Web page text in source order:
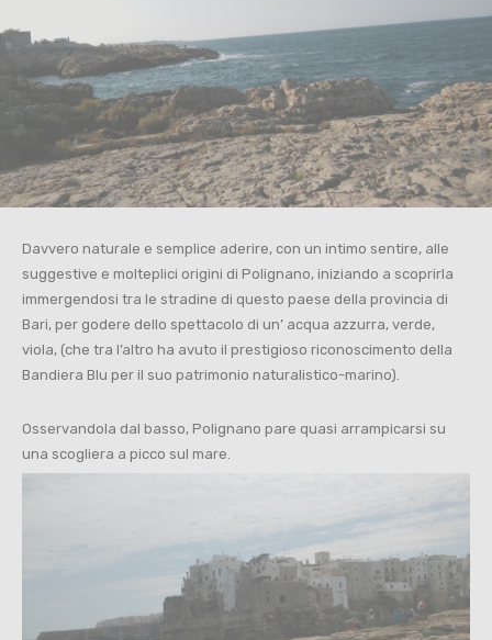
Davvero naturale e semplice aderire, con un intimo sentire, alle
suggestive e molteplici origini di Polignano, iniziando a scoprirla
immergendosi tra le stradine di questo paese della provincia di
Bari, per godere dello spettacolo di un’ acqua azzurra, verde,
viola, (che tra l’altro ha avuto il prestigioso riconoscimento della
Bandiera Blu per il suo patrimonio naturalistico-marino).
Osservandola dal basso, Polignano pare quasi arrampicarsi su
una scogliera a picco sul mare.